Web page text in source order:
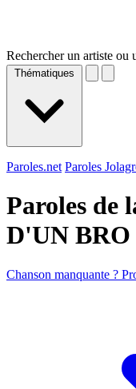
Rechercher un artiste ou
Thématiques
Paroles.net Paroles
Paroles de
D'UN
Chanson manquante ?